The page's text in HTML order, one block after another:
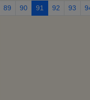
89 90 91 92 93